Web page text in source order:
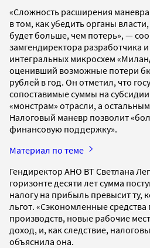
«Сложность расширения
в том, как убедить органы
будет больше, чем потерь», —
замгендиректора разработчика
интегральных микросхем
оценивший возможные потери
рублей в год. Он отметил, что
сопоставимые суммы на
«монстрам» отрасли, а
Налоговый маневр позволит
финансовую поддержку».
Материал по теме
Гендиректор АНО ВТ Светлана
горизонте десяти лет сумма
налогу на прибыль превысит ту,
льгот. «Сэкономленные средства
производств, новые рабочие
доход, и, как следствие,
объяснила она.